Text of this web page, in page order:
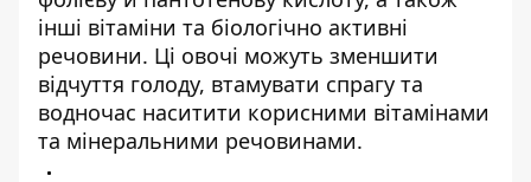
інші вітаміни та біологічно активні
речовини. Ці овочі можуть зменшити
відчуття голоду, втамувати спрагу та
водночас наситити корисними вітамінами
та мінеральними речовинами.